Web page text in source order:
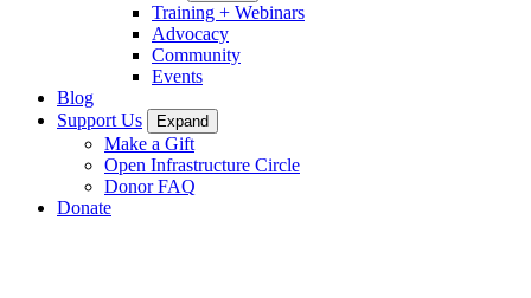
Training + Webinars
Advocacy
Community
Events
Blog
Support Us
Expand
Make a Gift
Open Infrastructure Circle
Donor FAQ
Donate